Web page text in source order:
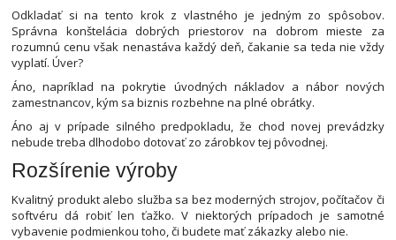
Odkladať si na tento krok z vlastného je jedným zo spôsobov.
Správna konštelácia dobrých priestorov na dobrom mieste za
rozumnú cenu však nenastáva každý deň, čakanie sa teda nie vždy
vyplatí. Úver?
Áno, napríklad na pokrytie úvodných nákladov a nábor nových
zamestnancov, kým sa biznis rozbehne na plné obrátky.
Áno aj v prípade silného predpokladu, že chod novej prevádzky
nebude treba dlhodobo dotovať zo zárobkov tej pôvodnej.
Rozšírenie výroby
Kvalitný produkt alebo služba sa bez moderných strojov, počítačov či
softvéru dá robiť len ťažko. V niektorých prípadoch je samotné
vybavenie podmienkou toho, či budete mať zákazky alebo nie.